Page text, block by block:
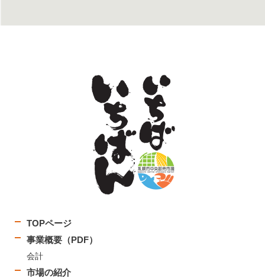
TOPページ
事業概要（PDF）
会計
市場の紹介